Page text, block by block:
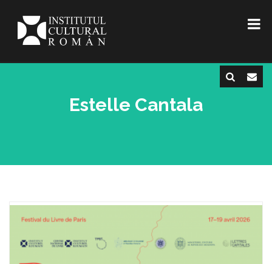
Estelle Cantala